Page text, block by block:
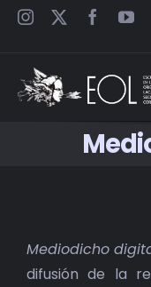
Saltar
Mediodicho
difusión de la